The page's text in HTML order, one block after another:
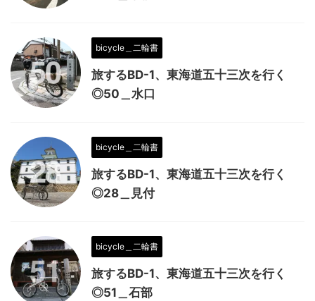
bicycle＿二輪書
旅するBD-1、東海道五十三次を行く
◎50＿水口
bicycle＿二輪書
旅するBD-1、東海道五十三次を行く
◎28＿見付
bicycle＿二輪書
旅するBD-1、東海道五十三次を行く
◎51＿石部